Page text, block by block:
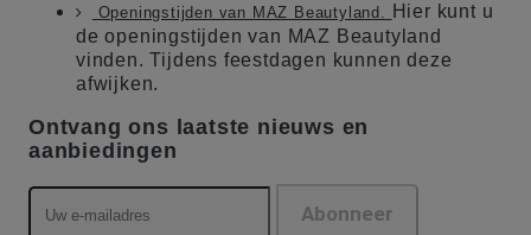
Openingstijden van MAZ Beautyland.
Hier kunt u
de openingstijden van MAZ Beautyland
vinden. Tijdens feestdagen kunnen deze
afwijken.
Ontvang ons laatste nieuws en
aanbiedingen